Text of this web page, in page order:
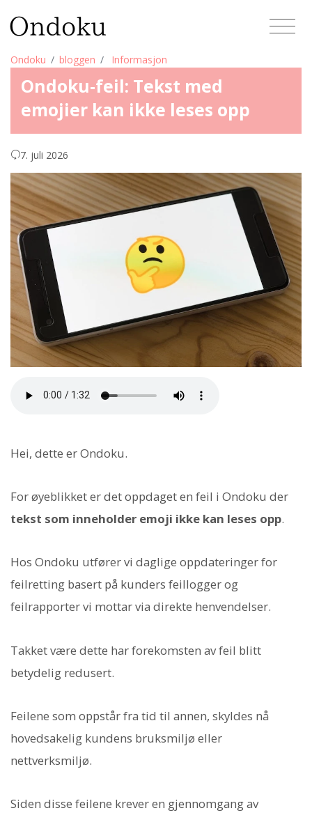
Ondoku bloggen Informasjon
Ondoku-feil: Tekst med
emojier kan ikke leses opp
7. juli 2026
Hei, dette er Ondoku.
For øyeblikket er det oppdaget en feil i Ondoku der
tekst som inneholder emoji ikke kan leses opp.
Hos Ondoku utfører vi daglige oppdateringer for
feilretting basert på kunders feillogger og
feilrapporter vi mottar via direkte henvendelser.
Takket være dette har forekomsten av feil blitt
betydelig redusert.
Feilene som oppstår fra tid til annen, skyldes nå
hovedsakelig kundens bruksmiljø eller
nettverksmiljø.
Siden disse feilene krever en gjennomgang av